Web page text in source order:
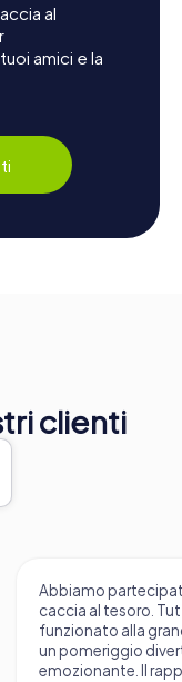
al
amici e la
clienti
Abbiamo
caccia al tesoro.
funzionato alla
un pomeriggio
emozionante. Il